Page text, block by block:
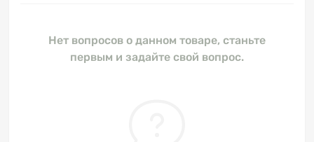
Нет вопросов о данном товаре, станьте
первым и задайте свой вопрос.